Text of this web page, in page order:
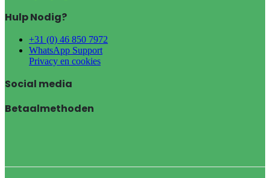
Hulp Nodig?
+31 (0) 46 850 7972
WhatsApp Support
Privacy en cookies
Social media
Betaalmethoden